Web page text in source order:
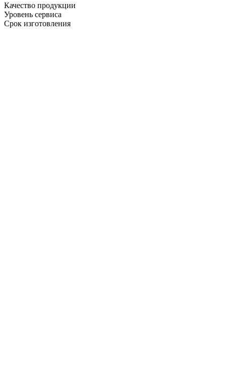
Качество продукции
Уровень сервиса
Срок изготовления